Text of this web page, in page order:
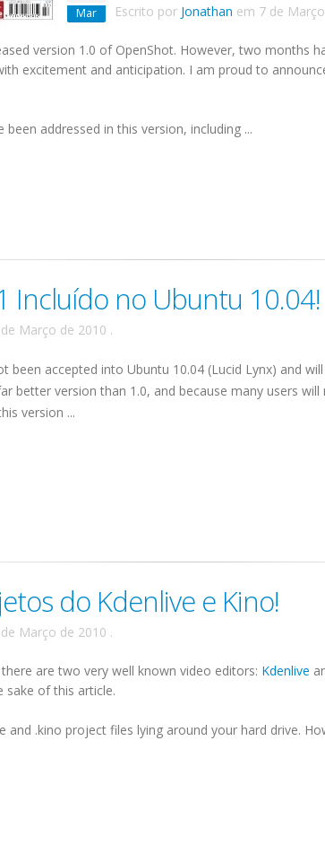
Mar Escrito por Jonathan em 7 de
version 1.0 of OpenShot. However, two months
excitement and anticipation. I am proud to
addressed in this version, including ...
Incluído no Ubuntu 10.04!
Março de 2010 .
been accepted into Ubuntu 10.04 (Lucid Lynx) and
better version than 1.0, and because many users
version ...
do Kdenlive e Kino!
Março de 2010 .
are two very well known video editors: Kdenlive
of this article.
and .kino project files lying around your hard drive.